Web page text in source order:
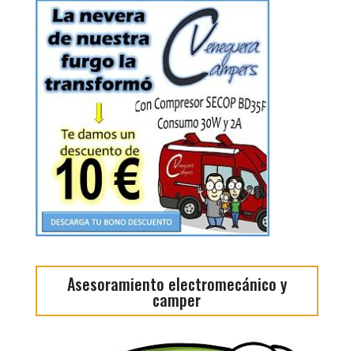
Asesoramiento electromecánico y
camper